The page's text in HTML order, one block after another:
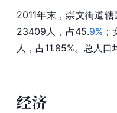
2011年末，崇文街道
23409人，占45.9%
人，占11.85%。总人口
经济